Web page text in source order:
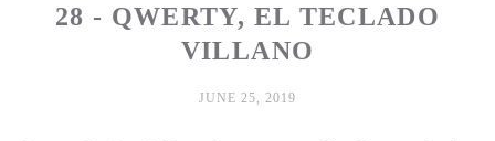
28 - QWERTY, EL TECLADO
VILLANO
JUNE 25, 2019